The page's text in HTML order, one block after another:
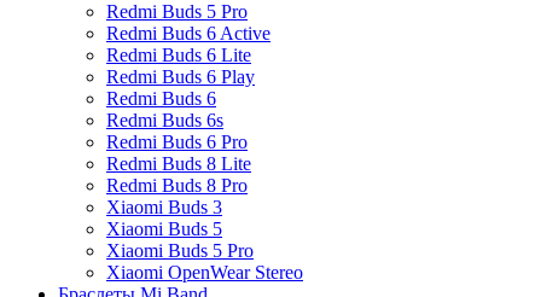
Redmi Buds 5 Pro
Redmi Buds 6 Active
Redmi Buds 6 Lite
Redmi Buds 6 Play
Redmi Buds 6
Redmi Buds 6s
Redmi Buds 6 Pro
Redmi Buds 8 Lite
Redmi Buds 8 Pro
Xiaomi Buds 3
Xiaomi Buds 5
Xiaomi Buds 5 Pro
Xiaomi OpenWear Stereo